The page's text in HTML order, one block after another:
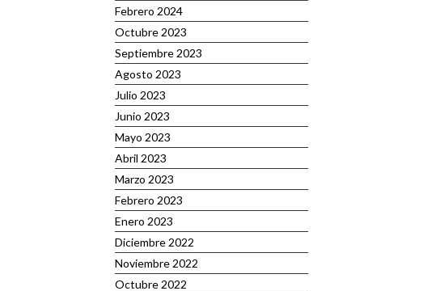
Febrero 2024
Octubre 2023
Septiembre 2023
Agosto 2023
Julio 2023
Junio 2023
Mayo 2023
Abril 2023
Marzo 2023
Febrero 2023
Enero 2023
Diciembre 2022
Noviembre 2022
Octubre 2022